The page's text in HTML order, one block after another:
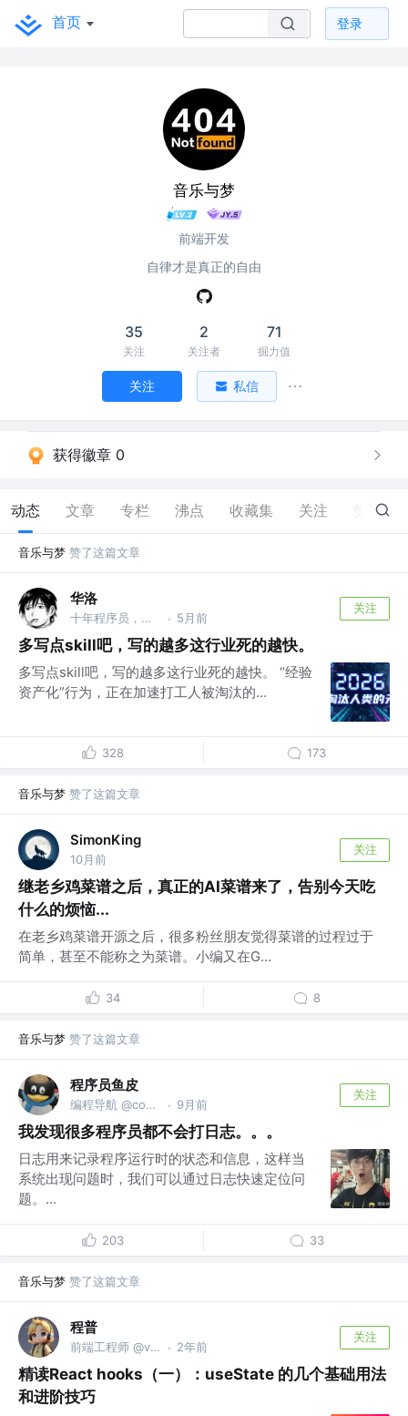
首页 登录
音乐与梦
前端开发
自律才是真正的自由
35
关注
2
关注者
71
掘力值
关注 私信
获得徽章 0
动态 文章 专栏 沸点 收藏集 关注 161
音乐与梦 赞了这篇文章
华洛
十年程序员，现AI产品负责人，AI产品升级专家。 · 5月前
关注
多写点skill吧，写的越多这行业死的越快。
多写点skill吧，写的越多这行业死的越快。 “经验
资产化”行为，正在加速打工人被淘汰的...
328 173
音乐与梦 赞了这篇文章
SimonKing
10月前
关注
继老乡鸡菜谱之后，真正的AI菜谱来了，告别今天吃
什么的烦恼...
在老乡鸡菜谱开源之后，很多粉丝朋友觉得菜谱的过程过于
简单，甚至不能称之为菜谱。小编又在G...
34 8
音乐与梦 赞了这篇文章
程序员鱼皮
编程导航 @codefather.cn · 9月前
关注
我发现很多程序员都不会打日志。。。
日志用来记录程序运行时的状态和信息，这样当
系统出现问题时，我们可以通过日志快速定位问
题。...
203 33
音乐与梦 赞了这篇文章
程普
前端工程师 @v:bigye_chengpu · 2年前
关注
精读React hooks（一）：useState 的几个基础用法
和进阶技巧